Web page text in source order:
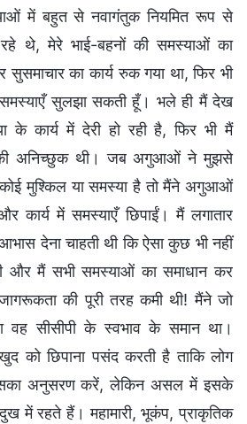
में बहुत से नवागंतुक नियमित रूप से
थे, मेरे भाई-बहनों की समस्याओं का
का कार्य रुक गया था, फिर भी
समस्याएँ सुलझा सकती हूँ। भले ही मैं देख
के कार्य में देरी हो रही है, फिर भी मैं
अनिच्छुक थी। जब अगुआओं ने मुझसे
कोई मुश्किल या समस्या है तो मैंने अगुआओं
कार्य में समस्याएँ छिपाईं। मैं लगातार
देना चाहती थी कि ऐसा कुछ भी नहीं
और मैं सभी समस्याओं का समाधान कर
की पूरी तरह कमी थी! मैंने जो
वह सीसीपी के स्वभाव के समान था।
को छिपाना पसंद करती है ताकि लोग
अनुसरण करें, लेकिन असल में इसके
में रहते हैं। महामारी, भूकंप, प्राकृतिक